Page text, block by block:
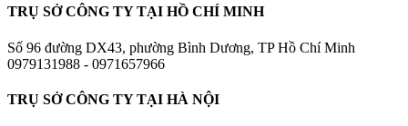
TRỤ SỞ CÔNG TY TẠI HỒ CHÍ MINH
Số 96 đường DX43, phường Bình Dương, TP Hồ Chí Minh
0979131988 - 0971657966
TRỤ SỞ CÔNG TY TẠI HÀ NỘI